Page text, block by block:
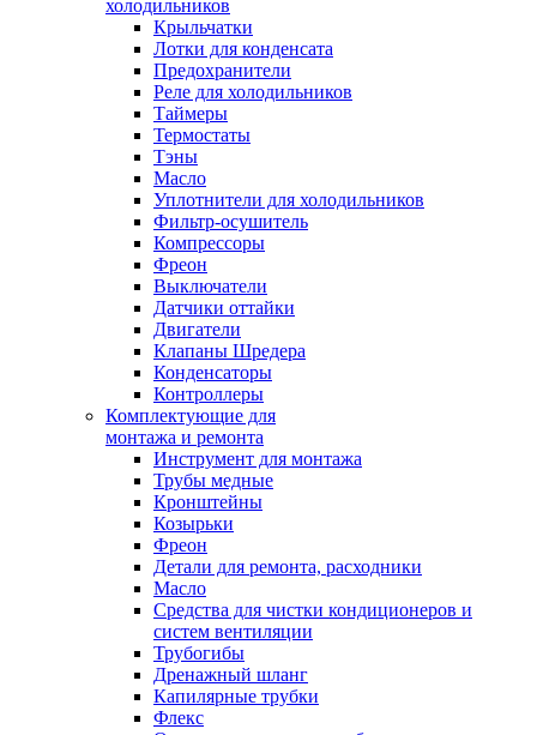
холодильников
Крыльчатки
Лотки для конденсата
Предохранители
Реле для холодильников
Таймеры
Термостаты
Тэны
Масло
Уплотнители для холодильников
Фильтр-осушитель
Компрессоры
Фреон
Выключатели
Датчики оттайки
Двигатели
Клапаны Шредера
Конденсаторы
Контроллеры
Комплектующие для
монтажа и ремонта
Инструмент для монтажа
Трубы медные
Кронштейны
Козырьки
Фреон
Детали для ремонта, расходники
Масло
Средства для чистки кондиционеров и
систем вентиляции
Трубогибы
Дренажный шланг
Капилярные трубки
Флекс